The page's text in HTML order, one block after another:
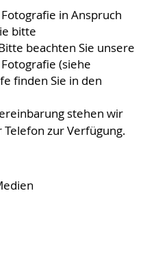
in Anspruch
bitte
beachten Sie unsere
(siehe
finden Sie in den
stehen wir
Telefon zur Verfügung.